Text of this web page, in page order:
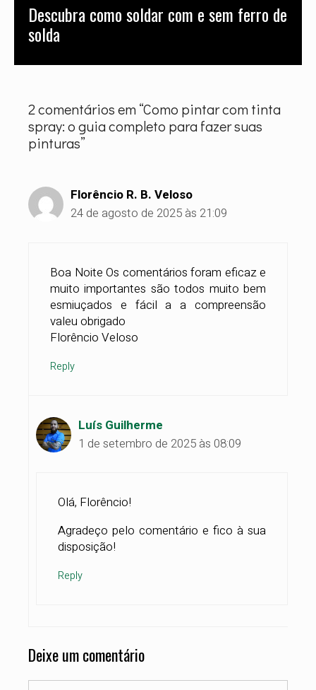
inovação do mercado digital, Luís dedica-
se a garantir que cada cliente — do
acesso a informações precisas, seguras e
Descubra como soldar com e sem ferro de
solda
2 comentários em “Como pintar com tinta
spray: o guia completo para fazer suas
pinturas”
Florêncio R. B. Veloso
24 de agosto de 2025 às 21:09
Boa Noite Os comentários foram eficaz e
muito importantes são todos muito bem
esmiuçados e fácil a a compreensão
valeu obrigado
Florêncio Veloso
Reply
Luís Guilherme
1 de setembro de 2025 às 08:09
Olá, Florêncio!
Agradeço pelo comentário e fico à sua
disposição!
Reply
Deixe um comentário